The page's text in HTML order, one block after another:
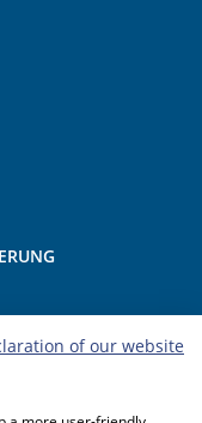
of our website